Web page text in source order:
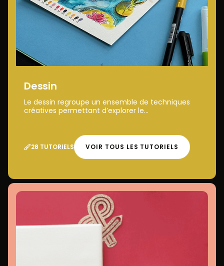
Dessin
Le dessin regroupe un ensemble de techniques
créatives permettant d’explorer le...
28 TUTORIELS VOIR TOUS LES TUTORIELS